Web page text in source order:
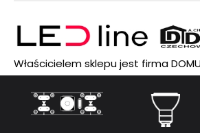
Właścicielem sklepu jest firma